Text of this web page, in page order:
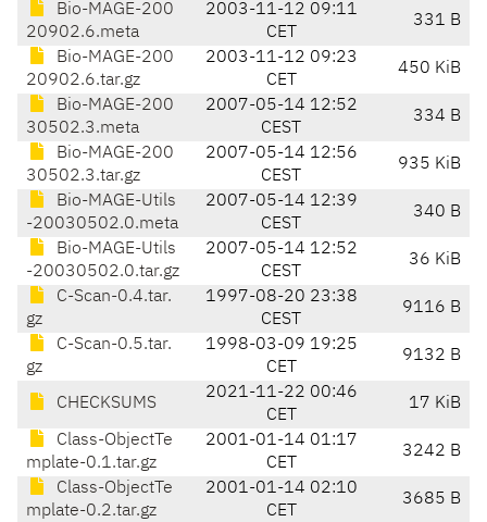
Bio-MAGE-200
20902.6.meta
2003-11-12 09:11
CET
331 B
Bio-MAGE-200
20902.6.tar.gz
2003-11-12 09:23
CET
450 KiB
Bio-MAGE-200
30502.3.meta
2007-05-14 12:52
CEST
334 B
Bio-MAGE-200
30502.3.tar.gz
2007-05-14 12:56
CEST
935 KiB
Bio-MAGE-Utils
-20030502.0.meta
2007-05-14 12:39
CEST
340 B
Bio-MAGE-Utils
-20030502.0.tar.gz
2007-05-14 12:52
CEST
36 KiB
C-Scan-0.4.tar.
gz
1997-08-20 23:38
CEST
9116 B
C-Scan-0.5.tar.
gz
1998-03-09 19:25
CET
9132 B
CHECKSUMS
2021-11-22 00:46
CET
17 KiB
Class-ObjectTe
mplate-0.1.tar.gz
2001-01-14 01:17
CET
3242 B
Class-ObjectTe
mplate-0.2.tar.gz
2001-01-14 02:10
CET
3685 B